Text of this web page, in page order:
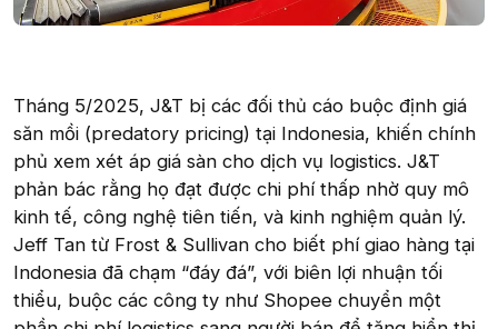
Tháng 5/2025, J&T bị các đối thủ cáo buộc định giá
săn mồi (predatory pricing) tại Indonesia, khiến chính
phủ xem xét áp giá sàn cho dịch vụ logistics. J&T
phản bác rằng họ đạt được chi phí thấp nhờ quy mô
kinh tế, công nghệ tiên tiến, và kinh nghiệm quản lý.
Jeff Tan từ Frost & Sullivan cho biết phí giao hàng tại
Indonesia đã chạm “đáy đá”, với biên lợi nhuận tối
thiểu, buộc các công ty như Shopee chuyển một